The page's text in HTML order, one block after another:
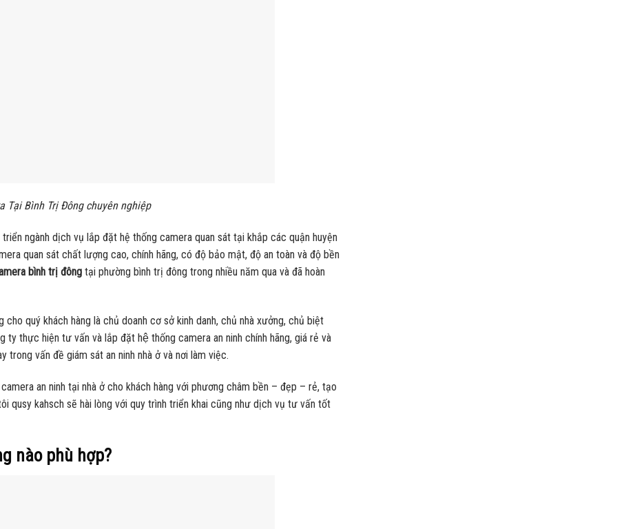
Tại Bình Trị Đông chuyên nghiệp
ngành dịch vụ lắp đặt hệ thống camera quan sát tại khắp các quận huyện
quan sát chất lượng cao, chính hãng, có độ bảo mật, độ an toàn và độ bền
bình trị đông tại phường bình trị đông trong nhiều năm qua và đã hoàn
quý khách hàng là chủ doanh cơ sở kinh danh, chủ nhà xưởng, chủ biệt
thực hiện tư vấn và lắp đặt hệ thống camera an ninh chính hãng, giá rẻ và
trong vấn đề giám sát an ninh nhà ở và nơi làm việc.
an ninh tại nhà ở cho khách hàng với phương châm bền – đẹp – rẻ, tạo
qusy kahsch sẽ hài lòng với quy trình triển khai cũng như dịch vụ tư vấn tốt
nào phù hợp?